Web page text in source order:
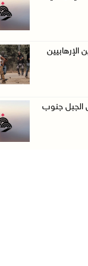
الجبل جنوب لبنان و ...
وطنيا يقود التحول نحو ...
باليابان والصي ...
الجبل جنوب